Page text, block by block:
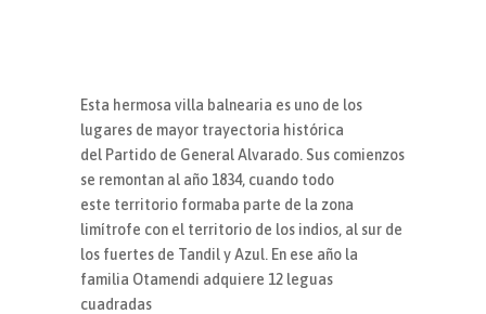
Esta hermosa villa balnearia es uno de los
lugares de mayor trayectoria histórica
del Partido de General Alvarado. Sus comienzos
se remontan al año 1834, cuando todo
este territorio formaba parte de la zona
limítrofe con el territorio de los indios, al sur de
los fuertes de Tandil y Azul. En ese año la
familia Otamendi adquiere 12 leguas
cuadradas